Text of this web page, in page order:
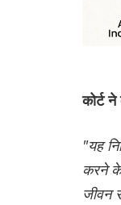
कोर्ट
"यह
करने
जीवन